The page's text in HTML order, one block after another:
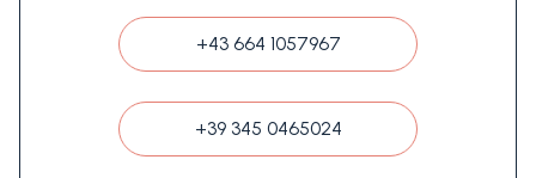
+43 664 1057967
+39 345 0465024